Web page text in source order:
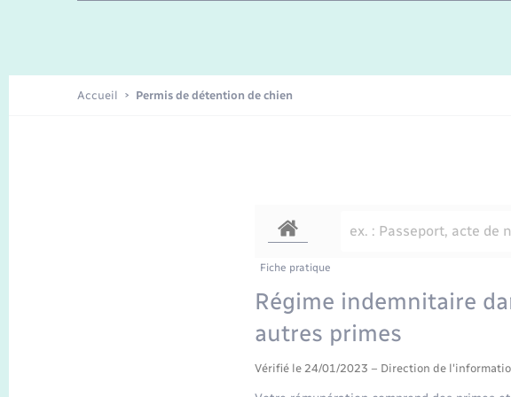
Enfants – Jeunes
Accueil Permis de détention de chien
Fiche pratique
Régime indemnitaire
autres primes
Vérifié le 24/01/2023 – Direction de